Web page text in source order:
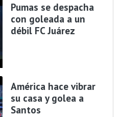
Pumas se despacha
con goleada a un
débil FC Juárez
América hace vibrar
su casa y golea a
Santos